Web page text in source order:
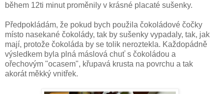
během 12ti minut proměnily v krásné placaté sušenky.
Předpokládám, že pokud bych použila čokoládové čočky
místo nasekané čokolády, tak by sušenky vypadaly, tak, jak
mají, protože čokoláda by se tolik neroztekla. Každopádně
výsledkem byla plná máslová chuť s čokoládou a
ořechovým "ocasem", křupavá krusta na povrchu a tak
akorát měkký vnitřek.